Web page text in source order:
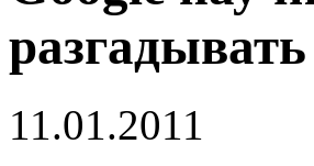
разгадывать
11.01.2011